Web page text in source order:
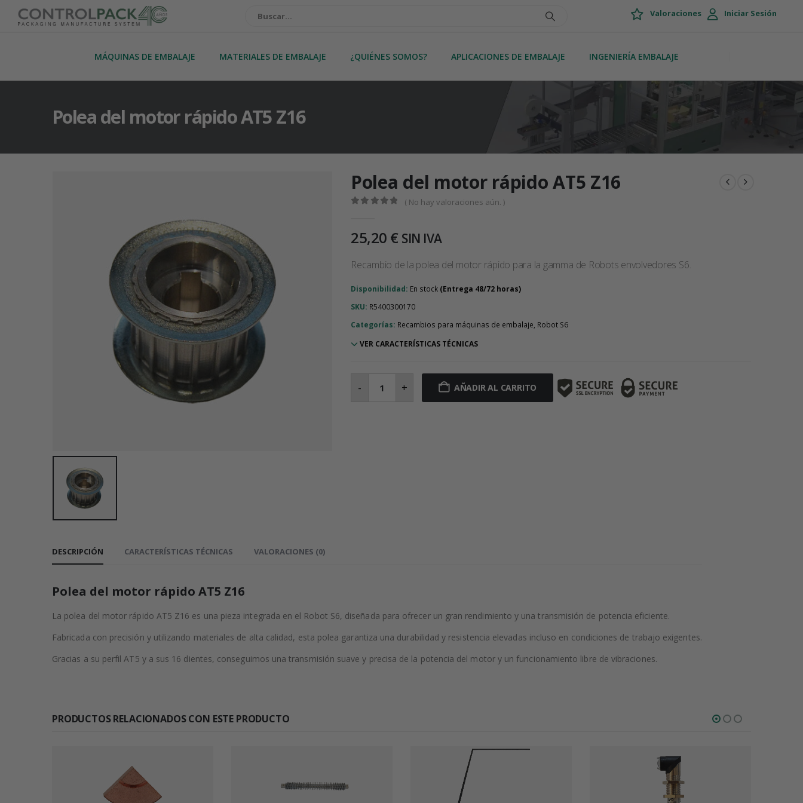
Valoraciones Iniciar Sesión
MÁQUINAS DE EMBALAJE MATERIALES DE EMBALAJE ¿QUIÉNES SOMOS? APLICACIONES DE EMBALAJE INGENIERÍA EMBALAJE
Polea del motor rápido AT5 Z16
Polea del motor rápido AT5 Z16
( No hay valoraciones aún. )
25,20 € SIN IVA
Recambio de la polea del motor rápido para la gamma de Robots envolvedores S6.
Disponibilidad: En stock
SKU: R5400300170
Categorías: Recambios para máquinas de embalaje, Robot S6
VER CARACTERÍSTICAS TÉCNICAS
- motor + AÑADIR AL CARRITO
DESCRIPCIÓN CARACTERÍSTICAS TÉCNICAS VALORACIONES (0)
Polea del motor rápido AT5 Z16
La polea del motor rápido AT5 Z16 es una pieza integrada en el Robot S6, diseñada para ofrecer un gran rendimiento y una transmisión de potencia eficiente.
Fabricada con precisión y utilizando materiales de alta calidad, esta polea garantiza una durabilidad y resistencia elevadas incluso en condiciones de trabajo exigentes.
Gracias a su perfil AT5 y a sus 16 dientes, conseguimos una transmisión suave y precisa de la potencia del motor y un funcionamiento libre de vibraciones.
PRODUCTOS RELACIONADOS CON ESTE PRODUCTO